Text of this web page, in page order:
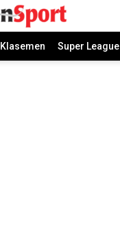
Klasemen Super League